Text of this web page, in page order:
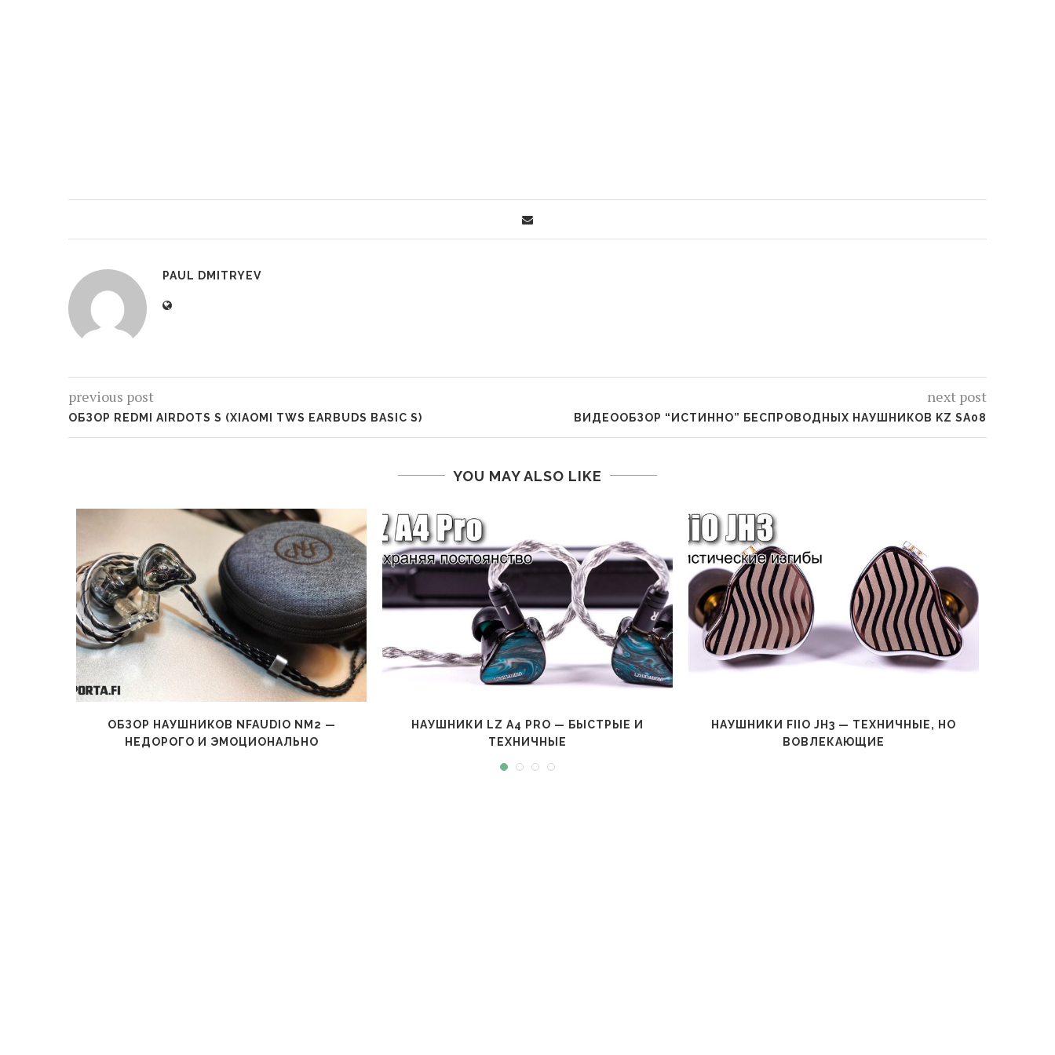
PAUL DMITRYEV
previous post
ОБЗОР REDMI AIRDOTS S (XIAOMI TWS EARBUDS BASIC S)
next post
ВИДЕООБЗОР “ИСТИННО” БЕСПРОВОДНЫХ НАУШНИКОВ KZ SA08
YOU MAY ALSO LIKE
ОБЗОР НАУШНИКОВ NFAUDIO NM2 —
НЕДОРОГО И ЭМОЦИОНАЛЬНО
НАУШНИКИ LZ A4 PRO — БЫСТРЫЕ И
ТЕХНИЧНЫЕ
НАУШНИКИ FIIO JH3 — ТЕХНИЧНЫЕ, НО
ВОВЛЕКАЮЩИЕ